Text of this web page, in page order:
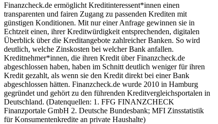
Finanzcheck.de ermöglicht Kreditinteressent*innen einen
transparenten und fairen Zugang zu passenden Krediten mit
günstigen Konditionen. Mit nur einer Anfrage gewinnen sie in
Echtzeit einen, ihrer Kreditwürdigkeit entsprechenden, digitalen
Überblick über die Kreditangebote zahlreicher Banken. So wird
deutlich, welche Zinskosten bei welcher Bank anfallen.
Kreditnehmer*innen, die ihren Kredit über Finanzcheck.de
abgeschlossen haben, haben im Schnitt deutlich weniger für ihren
Kredit gezahlt, als wenn sie den Kredit direkt bei einer Bank
abgeschlossen hätten. Finanzcheck.de wurde 2010 in Hamburg
gegründet und gehört zu den führenden Kreditvergleichsportalen in
Deutschland. (Datenquellen: 1. FFG FINANZCHECK
Finanzportale GmbH 2. Deutsche Bundesbank; MFI Zinsstatistik
für Konsumentenkredite an private Haushalte)